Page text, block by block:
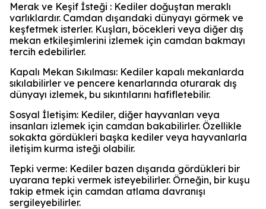
Merak ve Keşif İsteği : Kediler doğuştan meraklı
varlıklardır. Camdan dışarıdaki dünyayı görmek ve
keşfetmek isterler. Kuşları, böcekleri veya diğer dış
mekan etkileşimlerini izlemek için camdan bakmayı
tercih edebilirler.
Kapalı Mekan Sıkılması: Kediler kapalı mekanlarda
sıkılabilirler ve pencere kenarlarında oturarak dış
dünyayı izlemek, bu sıkıntılarını hafifletebilir.
Sosyal İletişim: Kediler, diğer hayvanları veya
insanları izlemek için camdan bakabilirler. Özellikle
sokakta gördükleri başka kediler veya hayvanlarla
iletişim kurma isteği olabilir.
Tepki verme: Kediler bazen dışarıda gördükleri bir
uyarana tepki vermek isteyebilirler. Örneğin, bir kuşu
takip etmek için camdan atlama davranışı
sergileyebilirler.